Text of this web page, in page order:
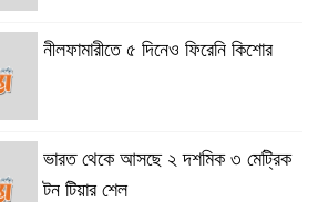
নীলফামারীতে ৫ দিনেও ফিরেনি কিশোর
ভারত থেকে আসছে ২ দশমিক ৩ মেট্রিক
টন টিয়ার শেল